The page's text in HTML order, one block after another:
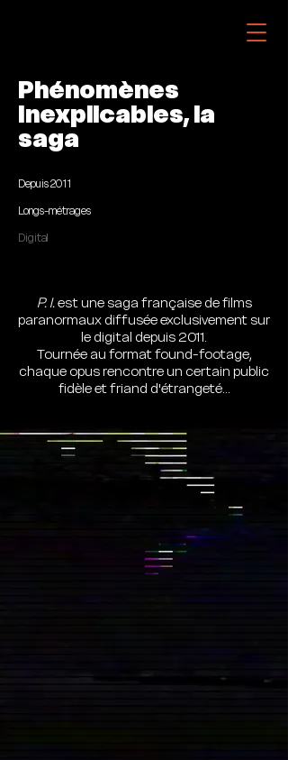
Phénomènes
Inexplicables, la
saga
Depuis 2011
Longs-métrages
Digital
P. I.est une saga française de films
paranormaux diffusée exclusivement sur
le digital depuis 2011.
Tournée au format found-footage,
chaque opus rencontre un certain public
fidèle et friand d'étrangeté...